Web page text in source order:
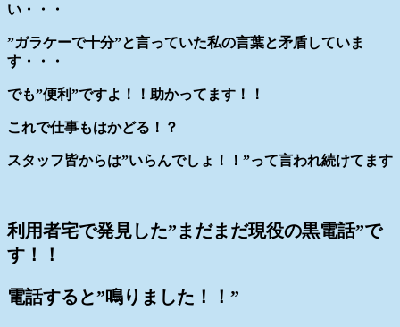
い・・・
”ガラケーで十分”と言っていた私の言葉と矛盾していま
す・・・
でも”便利”ですよ！！助かってます！！
これで仕事もはかどる！？
スタッフ皆からは”いらんでしょ！！”って言われ続けてます
利用者宅で発見した”まだまだ現役の黒電話”で
す！！
電話すると”鳴りました！！”